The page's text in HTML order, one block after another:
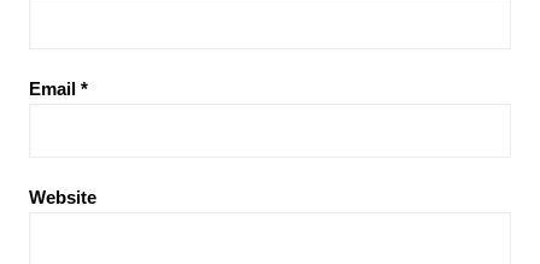
Email *
Website